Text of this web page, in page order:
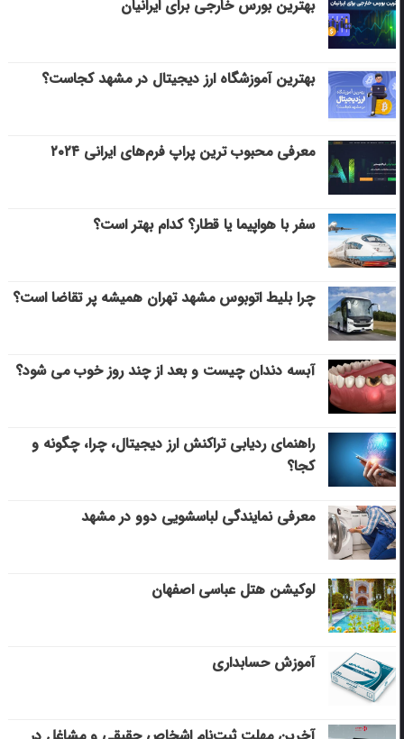
بهترین بورس خارجی برای ایرانیان
بهترین آموزشگاه ارز دیجیتال در مشهد کجاست؟
معرفی محبوب ترین پراپ فرم‌های ایرانی ۲۰۲۴
سفر با هواپیما یا قطار؟ کدام بهتر است؟
چرا بلیط اتوبوس مشهد تهران همیشه پر تقاضا است؟
آبسه دندان چیست و بعد از چند روز خوب می‌ شود؟
راهنمای ردیابی تراکنش ارز دیجیتال، چرا، چگونه و
کجا؟
معرفی نمایندگی لباسشویی دوو در مشهد
لوکیشن هتل عباسی اصفهان
آموزش حسابداری